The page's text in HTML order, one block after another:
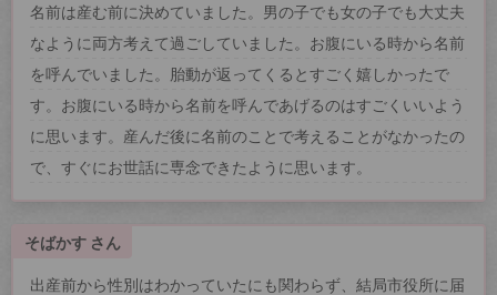
名前は産む前に決めていました。男の子でも女の子でも大丈夫
なように両方考えて過ごしていました。お腹にいる時から名前
を呼んでいました。胎動が返ってくるとすごく嬉しかったで
す。お腹にいる時から名前を呼んであげるのはすごくいいよう
に思います。産んだ後に名前のことで考えることがなかったの
で、すぐにお世話に専念できたように思います。
そばかす さん
出産前から性別はわかっていたにも関わらず、結局市役所に届